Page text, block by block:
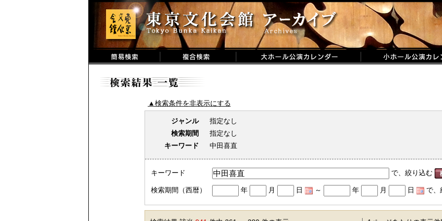
▲検索条件を非表示にする
ジャンル
指定なし
検索期間
指定なし
キーワード
中田喜直
キーワード で、絞り込む
検索期間（西暦） 年 月 日 ～ 年 月 日 で